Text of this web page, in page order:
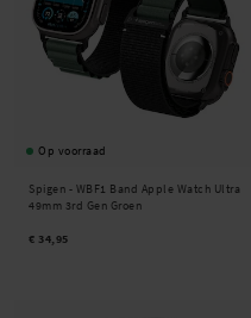
Op voorraad
Spigen - WBF1 Band Apple Watch Ultra
49mm 3rd Gen Groen
€ 34,95